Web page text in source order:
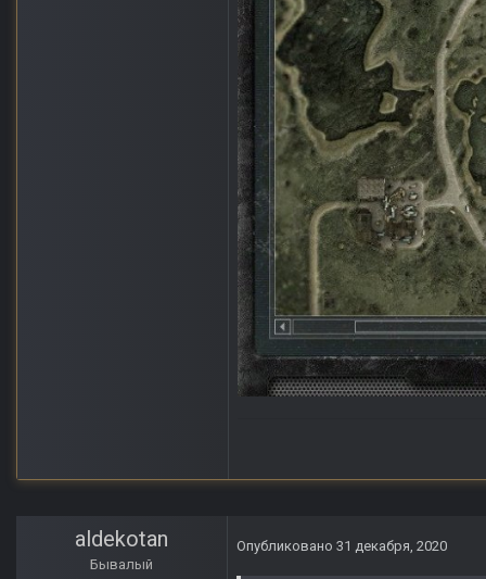
aldekotan
Бывалый
Опубликовано 31 декабря, 2020